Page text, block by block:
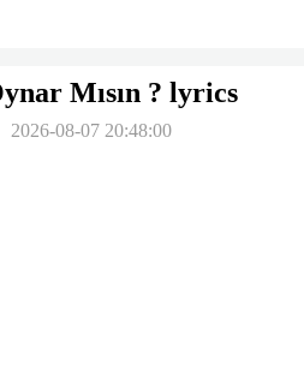
Mısın ? lyrics
2026-08-07 20:48:00